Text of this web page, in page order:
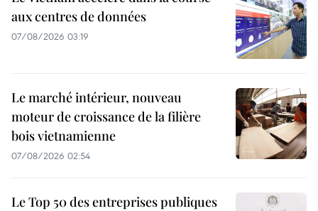
aux centres de données
07/08/2026 03:19
Le marché intérieur, nouveau
moteur de croissance de la filière
bois vietnamienne
07/08/2026 02:54
Le Top 50 des entreprises publiques